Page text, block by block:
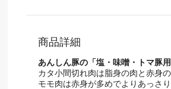
商品詳細
あんしん豚の「塩・味噌・トマ豚
カタ小間切れ肉は脂身の肉と赤身
モモ肉は赤身が多めでよりあっさ